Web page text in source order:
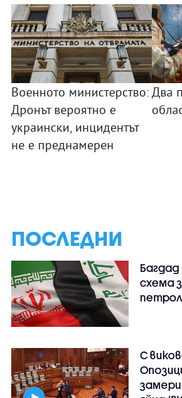
Военното министерство:
Дронът вероятно е
украински, инцидентът
не е преднамерен
Два
ПОСЛЕДНИ
схема
петрол
С
замери